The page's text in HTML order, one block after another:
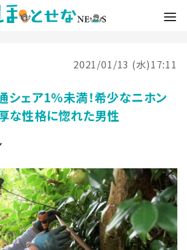
2021/01/13 (水)17:11
シェア1％未満！希少なニホン
な性格に惚れた男性